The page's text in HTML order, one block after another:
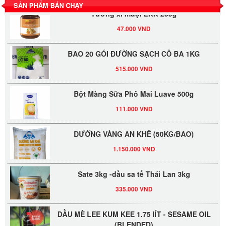
SẢN PHẨM BÁN CHẠY Tương xí muội LKK 260g
47.000 VND
BAO 20 GÓI ĐƯỜNG SẠCH CÔ BA 1KG
515.000 VND
Bột Màng Sữa Phô Mai Luave 500g
111.000 VND
ĐƯỜNG VÀNG AN KHÊ (50KG/BAO)
1.150.000 VND
Sate 3kg -dầu sa tế Thái Lan 3kg
335.000 VND
DẦU MÈ LEE KUM KEE 1.75 lÍT - SESAME OIL
(BLENDED)